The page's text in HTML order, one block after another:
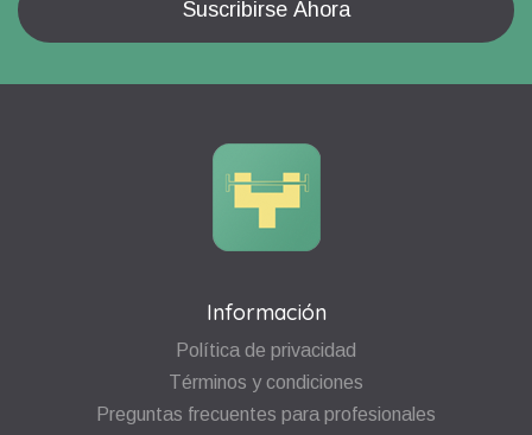
Información
Política de privacidad
Términos y condiciones
Preguntas frecuentes para profesionales